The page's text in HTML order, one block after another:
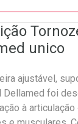
unico
ajustável,
Dellamed foi
à